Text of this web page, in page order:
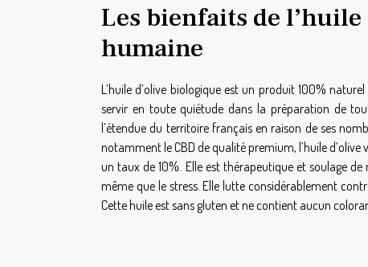
Les bienfaits de
humaine
L’huile d’olive biologique est un produit 100%
servir en toute quiétude dans la préparation de
l’étendue du territoire français en raison de ses
notamment le CBD de qualité premium, l’huile d’olive
un taux de 10%. Elle est thérapeutique et soulage
même que le stress. Elle lutte considérablement
Cette huile est sans gluten et ne contient aucun